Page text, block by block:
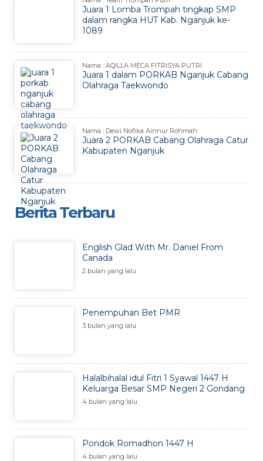
Juara 1 Lomba Trompah tingkap SMP
dalam rangka HUT Kab. Nganjuk ke-
1089
Nama : AQILLA MECA FITRISYA PUTRI
Juara 1 dalam PORKAB Nganjuk Cabang
Olahraga Taekwondo
Nama : Dewi Nofika Ainnur Rohmah
Juara 2 PORKAB Cabang Olahraga Catur
Kabupaten Nganjuk
Berita Terbaru
English Glad With Mr. Daniel From
Canada
2 bulan yang lalu
Penempuhan Bet PMR
3 bulan yang lalu
Halalbihalal idul Fitri 1 Syawal 1447 H
Keluarga Besar SMP Negeri 2 Gondang
4 bulan yang lalu
Pondok Romadhon 1447 H
4 bulan yang lalu